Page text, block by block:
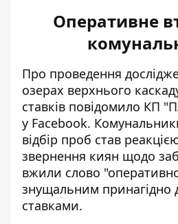
Оперативне
Про проведення
озерах верхнього
ставків повідомило КП
у Facebook.
відбір проб став
звернення киян щодо
вжили слово
знущальним принагідно
ставками.